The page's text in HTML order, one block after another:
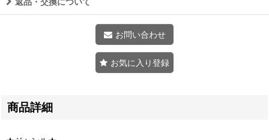
お問い合わせ
お気に入り登録
商品詳細